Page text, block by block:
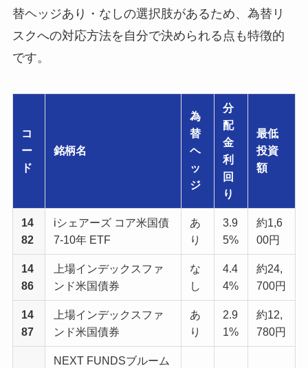
替ヘッジあり・なしの選択肢があるため、為替リ
スクへの対応方法を自分で決められる点も特徴的
です。
コ
ー
ド
銘柄名
為
替
ヘ
ッ
ジ
分
配
金
利
回
り
最低
投資
額
14
82
iシェアーズ コア米国債
7-10年 ETF
あ
り
3.9
5%
約1,6
00円
14
86
上場インデックスファ
ンド米国債券
な
し
4.4
4%
約24,
700円
14
87
上場インデックスファ
ンド米国債券
あ
り
2.9
1%
約12,
780円
NEXT FUNDSブルーム